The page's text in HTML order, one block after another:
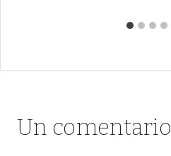
Un comentario